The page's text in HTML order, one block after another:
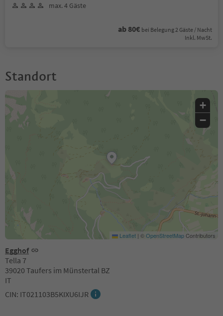
max. 4 Gäste
ab 80€ bei Belegung 2 Gäste / Nacht
Inkl. MwSt.
Standort
Egghof
Tella 7
39020 Taufers im Münstertal BZ
IT
CIN: IT021103B5KIXU6IJR
+
−
Leaflet | ©OpenStreetMapContributors